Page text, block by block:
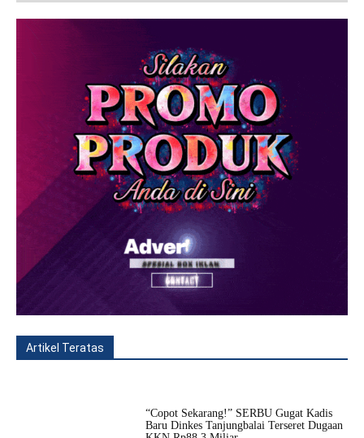
Artikel Teratas
“Copot Sekarang!” SERBU Gugat Kadis
Baru Dinkes Tanjungbalai Terseret Dugaan